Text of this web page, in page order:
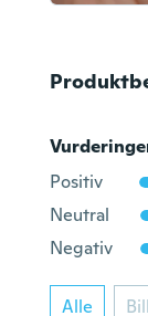
Positiv
Neutral
Negativ
Alle